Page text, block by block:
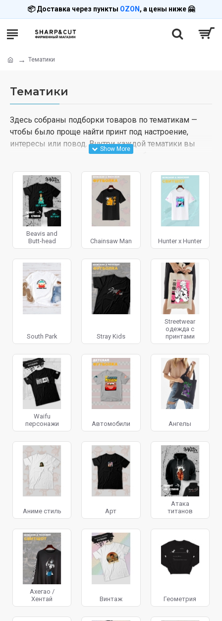
📦 Доставка через пункты OZON , а цены ниже 🤗
Тематики
Тематики
Здесь собраны подборки товаров по тематикам —
чтобы было проще найти принт под настроение,
интересы или повод. Внутри каждой тематики вы
увидите разные виды товаров: футболки, худи,
Выберите тематику и листайте каталог — можно
подобрать вариант для себя, в подарок или для пары.
Beavis and
Butt-head
Chainsaw Man Hunter x Hunter
South Park Stray Kids
Streetwear
одежда с
принтами
Waifu
персонажи
Автомобили Ангелы
Аниме стиль Арт
Атака
титанов
Ахегао /
Хентай
Винтаж Геометрия